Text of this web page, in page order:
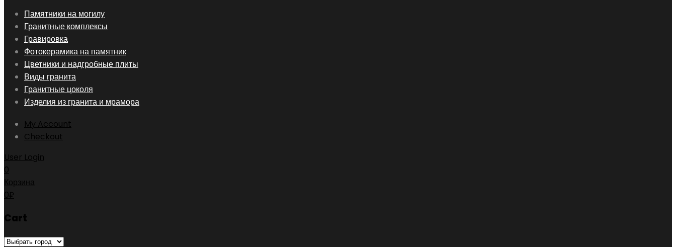
Skip
content
Памятники на могилу
Гранитные комплексы
Гравировка
Фотокерамика на памятник
Цветники и надгробные плиты
Виды гранита
Гранитные цоколя
Изделия из гранита и мрамора
My Account
Checkout
User Login
0
Корзина
0₽
Cart